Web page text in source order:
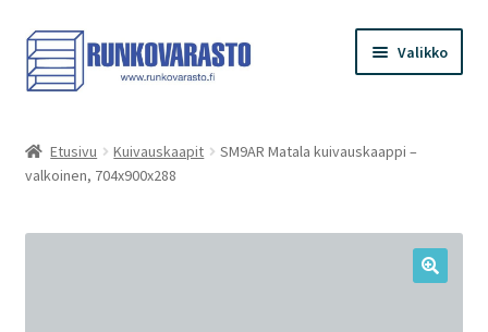
Siirry
navigointiin
Siirry
sisältöön
Valikko
Kauppa
Ostoskori
Etusivu Kuivauskaapit
SM9AR Matala kuivauskaappi –
valkoinen, 704x900x288